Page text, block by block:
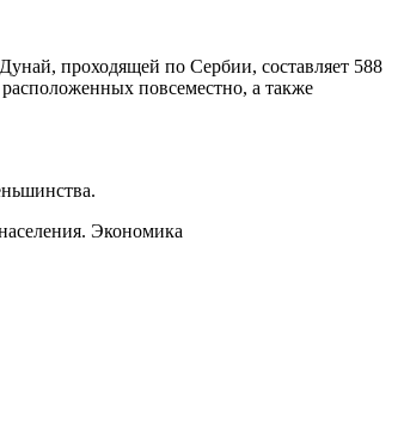
проходящей по Сербии, составляет 588
повсеместно, а также
Экономика